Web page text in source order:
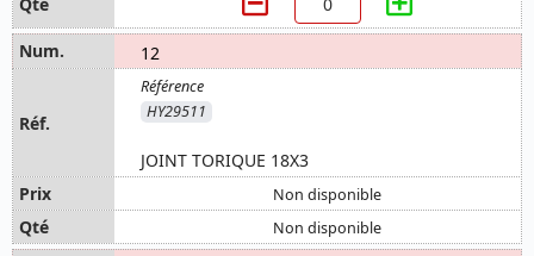
12
HY29511
JOINT TORIQUE 18X3
Non disponible
Non disponible